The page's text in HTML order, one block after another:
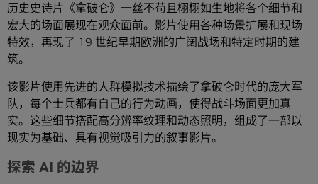
历史史诗片《拿破仑》一丝不苟且栩栩如生地将各个细节和
宏大的场面展现在观众面前。影片使用各种场景扩展和现场
特效，再现了 19 世纪早期欧洲的广阔战场和特定时期的建
筑。
该影片使用先进的人群模拟技术描绘了拿破仑时代的庞大军
队，每个士兵都有自己的行为动画，使得战斗场面更加真
实。这些细节搭配高分辨率纹理和动态照明，组成了一部以
现实为基础、具有视觉吸引力的叙事影片。
探索 AI 的边界